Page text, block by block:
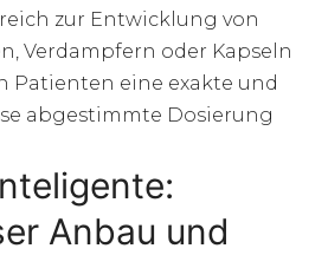
zur Entwicklung von
Verdampfern oder Kapseln
Patienten eine exakte und
abgestimmte Dosierung
Anbau und